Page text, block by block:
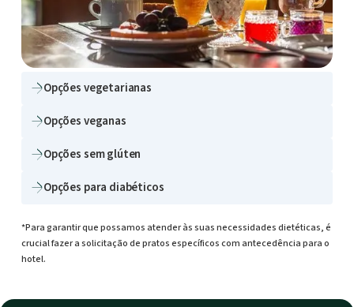
+ Veja mais fotos
Opções vegetarianas
Opções veganas
Opções sem glúten
Opções para diabéticos
*Para garantir que possamos atender às suas necessidades dietéticas, é
crucial fazer a solicitação de pratos específicos com antecedência para o
hotel.